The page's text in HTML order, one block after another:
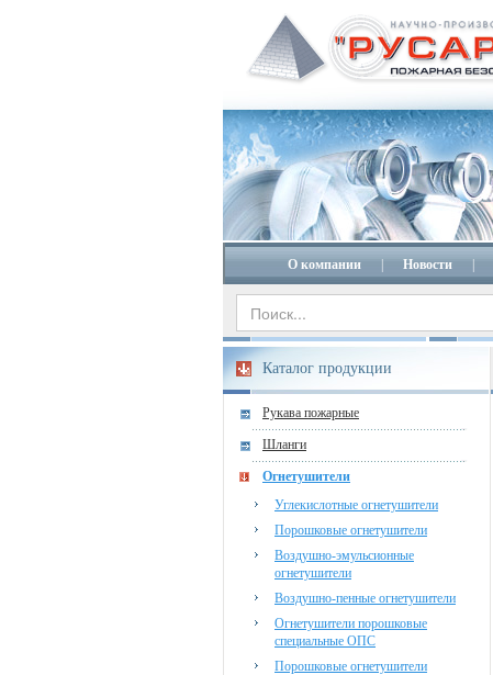
О компании Новости
Каталог продукции
Рукава пожарные
Шланги
Огнетушители
Углекислотные огнетушители
Порошковые огнетушители
Воздушно-эмульсионные
огнетушители
Воздушно-пенные огнетушители
Огнетушители порошковые
специальные ОПС
Порошковые огнетушители